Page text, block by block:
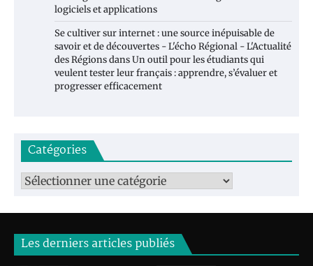
logiciels et applications
Se cultiver sur internet : une source inépuisable de
savoir et de découvertes - L'écho Régional - L'Actualité
des RégionsdansUn outil pour les étudiants qui
veulent tester leur français : apprendre, s’évaluer et
progresser efficacement
Catégories
Catégories
Les derniers articles publiés